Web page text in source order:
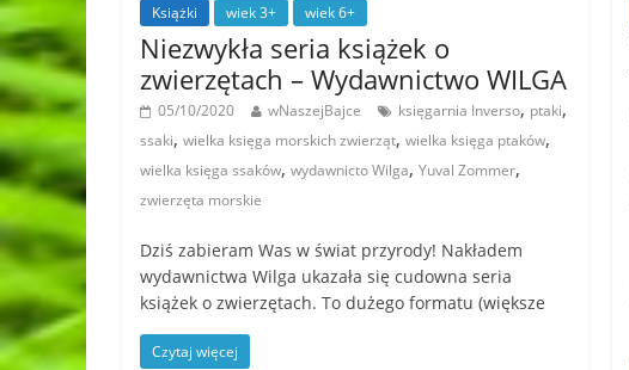
Książki wiek 3+ wiek 6+
Niezwykła seria książek o
zwierzętach – Wydawnictwo WILGA
05/10/2020 wNaszejBajce księgarnia Inverso, ptaki,
ssaki, wielka księga morskich zwierząt, wielka księga ptaków,
wielka księga ssaków, wydawnicto Wilga, Yuval Zommer,
zwierzęta morskie
Dziś zabieram Was w świat przyrody! Nakładem
wydawnictwa Wilga ukazała się cudowna seria
książek o zwierzętach. To dużego formatu (większe
Czytaj więcej